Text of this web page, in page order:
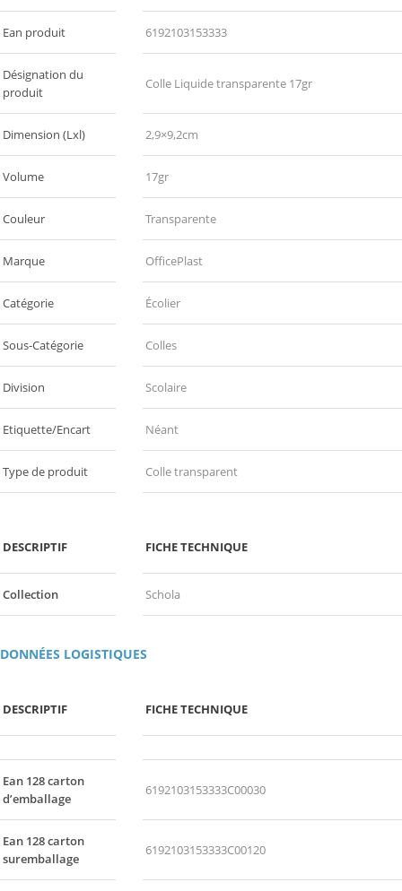
Ean produit 6192103153333
Désignation du
produit
Colle Liquide transparente 17gr
Dimension (Lxl) 2,9×9,2cm
Volume 17gr
Couleur Transparente
Marque OfficePlast
Catégorie Écolier
Sous-Catégorie Colles
Division Scolaire
Etiquette/Encart Néant
Type de produit Colle transparent
DESCRIPTIF FICHE TECHNIQUE
Collection Schola
DONNÉES LOGISTIQUES
DESCRIPTIF FICHE TECHNIQUE
Ean 128 carton
d’emballage
6192103153333C00030
Ean 128 carton
suremballage
6192103153333C00120